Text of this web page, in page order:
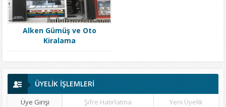
Alken Gümüş ve Oto
Kiralama
ÜYELİK İŞLEMLERİ
Üye Girişi Şifre Hatırlatma Yeni Üyelik